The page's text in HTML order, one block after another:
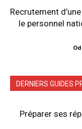
Recrutement
le personnel
DERNIERS GUIDES
Préparer ses